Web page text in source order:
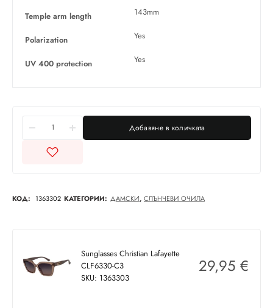
Temple arm length 143mm
Polarization Yes
UV 400 protection Yes
Добавяне в количката
КОД: 1363302 КАТЕГОРИИ: ДАМСКИ, СЛЪНЧЕВИ ОЧИЛА
Sunglasses Christian Lafayette
CLF6330-C3
SKU: 1363303
29,95 €